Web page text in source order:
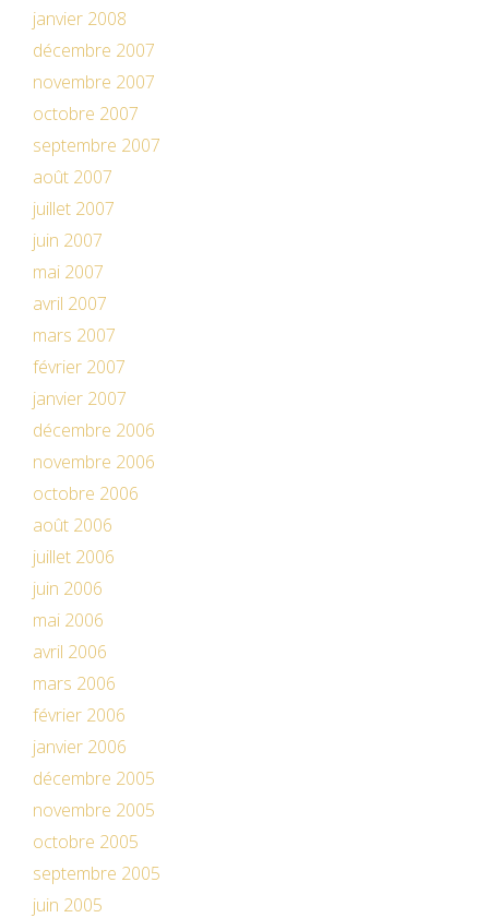
janvier 2008
décembre 2007
novembre 2007
octobre 2007
septembre 2007
août 2007
juillet 2007
juin 2007
mai 2007
avril 2007
mars 2007
février 2007
janvier 2007
décembre 2006
novembre 2006
octobre 2006
août 2006
juillet 2006
juin 2006
mai 2006
avril 2006
mars 2006
février 2006
janvier 2006
décembre 2005
novembre 2005
octobre 2005
septembre 2005
juin 2005